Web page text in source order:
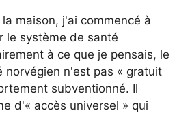
maison, j'ai commencé à
le système de santé
à ce que je pensais, le
norvégien n'est pas « gratuit
subventionné. Il
d'« accès universel » qui